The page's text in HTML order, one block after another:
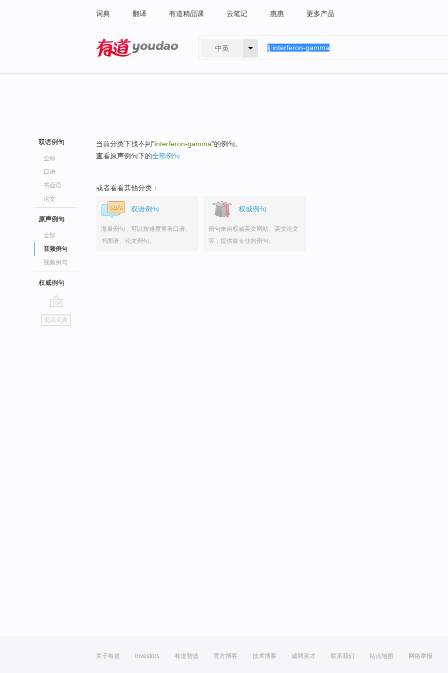
词典 翻译 有道精品课 云笔记 惠惠 更多产品
中英
双语例句
全部
口语
书面语
论文
原声例句
全部
音频例句
视频例句
权威例句
go
top
返回词典
当前分类下找不到"interferon-gamma"的例句。
查看原声例句下的全部例句
或者看看其他分类：
双语例句
海量例句，可以按难度查看口语、
书面语、论文例句。
权威例句
例句来自权威英文网站、英文论文
等，提供最专业的例句。
关于有道 Investors 有道智选 官方博客 技术博客 诚聘英才 联系我们 站点地图 网络举报